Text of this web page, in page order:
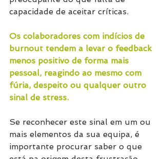
capacidade de aceitar críticas.
Os colaboradores com indícios de
burnout tendem a levar o feedback
menos positivo de forma mais
pessoal, reagindo ao mesmo com
fúria, despeito ou qualquer outro
sinal de stress.
Se reconhecer este sinal em um ou
mais elementos da sua equipa, é
importante procurar saber o que